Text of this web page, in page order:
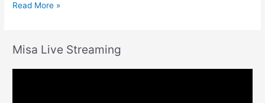
Read More »
Misa Live Streaming